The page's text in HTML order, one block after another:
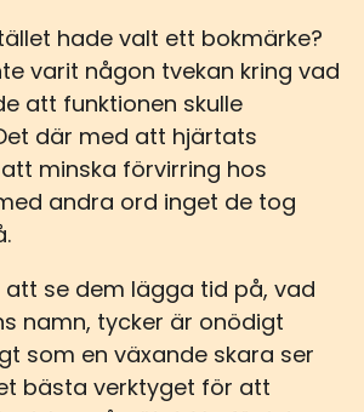
hade valt ett bokmärke?
varit någon tvekan kring vad
att funktionen skulle
där med att hjärtats
minska förvirring hos
andra ord inget de tog
att se dem lägga tid på, vad
namn, tycker är onödigt
som en växande skara ser
bästa verktyget för att